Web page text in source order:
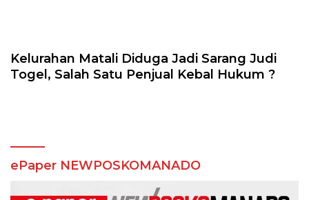
Kelurahan Matali Diduga Jadi Sarang Judi
Togel, Salah Satu Penjual Kebal Hukum ?
ePaper NEWPOSKOMANADO